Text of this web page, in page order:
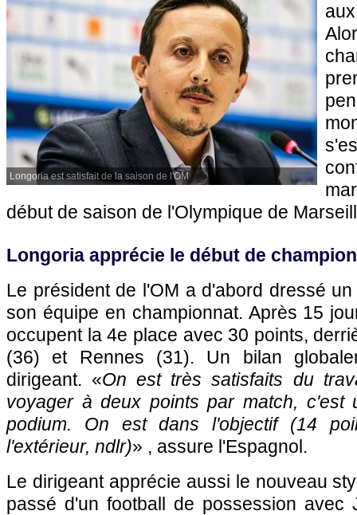
Longoria est satisfait de la saison de l'OM
début de saison de l'Olympique de
Longoria apprécie le début de
Le président de l'OM a d'abord dressé
son équipe en championnat. Après 15
occupent la 4e place avec 30 points,
(36) et Rennes (31). Un bilan
dirigeant. «On est très satisfaits du
voyager à deux points par match, c'est
podium. On est dans l'objectif (14
l'extérieur, ndlr)» , assure l'Espagnol.
Le dirigeant apprécie aussi le nouveau
passé d'un football de possession avec